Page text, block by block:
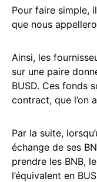
Pour faire simple,
que nous
Ainsi, les
sur une paire
BUSD. Ces fonds
contract, que l’on
Par la suite,
échange de ses
prendre les BNB,
l’équivalent en